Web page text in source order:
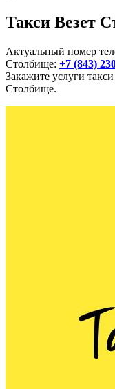
Такси Везет
Актуальный номер
Столбище: +7 (843)
Закажите услуги
Столбище.